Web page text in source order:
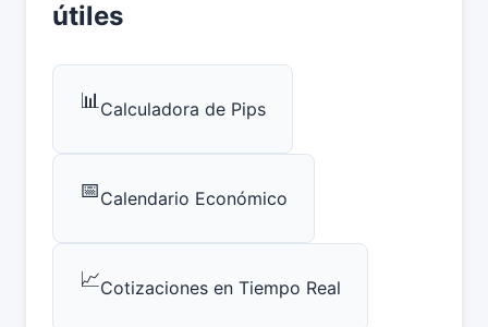
útiles
📊Calculadora de Pips
📅Calendario Económico
📈Cotizaciones en Tiempo Real